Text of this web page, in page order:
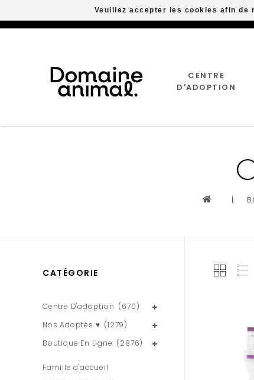
CENTRE
D'ADOPTION
|
CATÉGORIE
Centre D'adoption (670)
Nos Adoptés ♥ (1279)
Boutique En Ligne (2876)
Famille d'accueil
Veuillez accepter les cookies afin